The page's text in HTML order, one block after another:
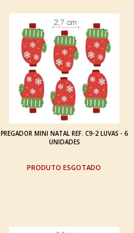
PREGADOR MINI NATAL REF. C9-2 LUVAS - 6
UNIDADES
ESGOTADO